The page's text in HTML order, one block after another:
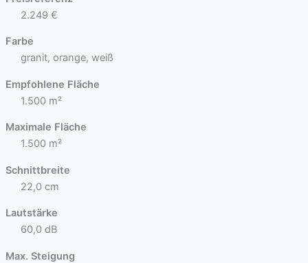
2.249 €
Farbe
granit, orange, weiß
Empfohlene Fläche
1.500 m²
Maximale Fläche
1.500 m²
Schnittbreite
22,0 cm
Lautstärke
60,0 dB
Max. Steigung